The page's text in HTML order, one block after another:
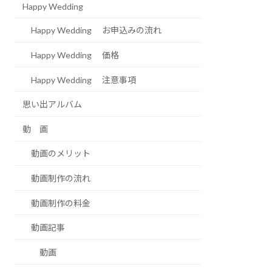
Happy Wedding
Happy Wedding お申込みの流れ
Happy Wedding 価格
Happy Wedding 注意事項
思い出アルバム
動 画
動画のメリット
動画制作の流れ
動画制作の料金
動画記事
動画